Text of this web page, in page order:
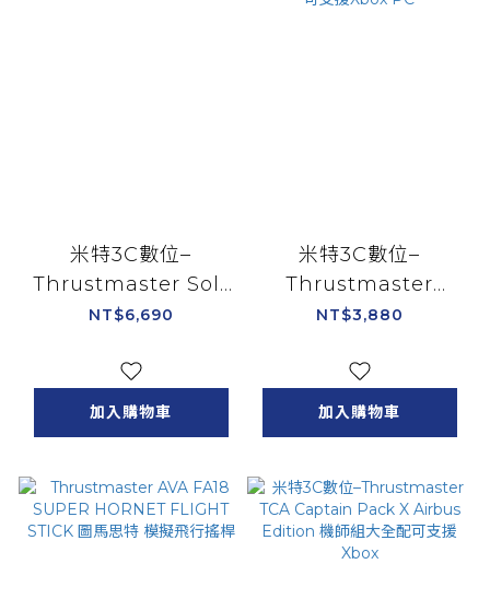
米特3C數位–
Thrustmaster Sol-
R 1 Flightstick 模擬
NT$6,690
加入購物車
米特3C數位–
Thrustmaster
Hotas One MSFS 微
思特 模擬飛行搖桿 可
支援Xbox PC
NT$3,880
加入購物車